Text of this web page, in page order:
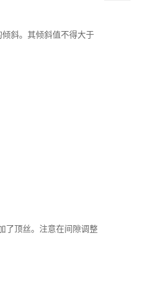
斜。其倾斜值不得大于
了顶丝。注意在间隙调整